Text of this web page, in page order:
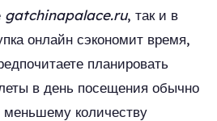
gatchinapalace.ru, так и в
онлайн сэкономит время,
планировать
в день посещения обычно
меньшему количеству